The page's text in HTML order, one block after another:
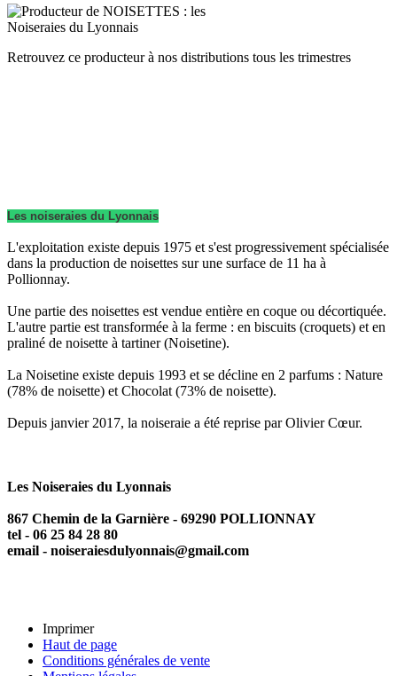
Retrouvez ce producteur à nos distributions tous les trimestres
Les noiseraies du Lyonnais
L'exploitation existe depuis 1975 et s'est progressivement spécialisée
dans la production de noisettes sur une surface de 11 ha à
Pollionnay.
Une partie des noisettes est vendue entière en coque ou décortiquée.
L'autre partie est transformée à la ferme : en biscuits (croquets) et en
praliné de noisette à tartiner (Noisetine).
La Noisetine existe depuis 1993 et se décline en 2 parfums : Nature
(78% de noisette) et Chocolat (73% de noisette).
Depuis janvier 2017, la noiseraie a été reprise par Olivier Cœur.
Les Noiseraies du Lyonnais
867 Chemin de la Garnière - 69290 POLLIONNAY
tel - 06 25 84 28 80
email - noiseraiesdulyonnais@gmail.com
Imprimer
Haut de page
Conditions générales de vente